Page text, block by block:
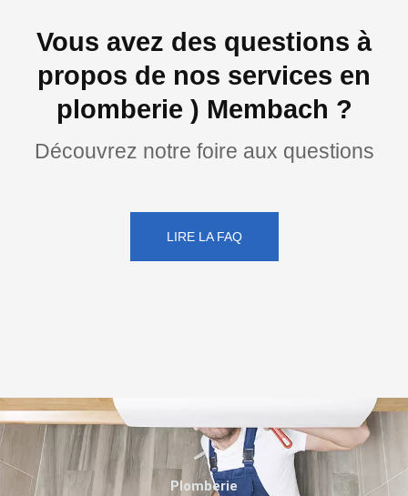
Vous avez des questions à
propos de nos services en
plomberie ) Membach ?
Découvrez notre foire aux questions
LIRE LA FAQ
Plomberie